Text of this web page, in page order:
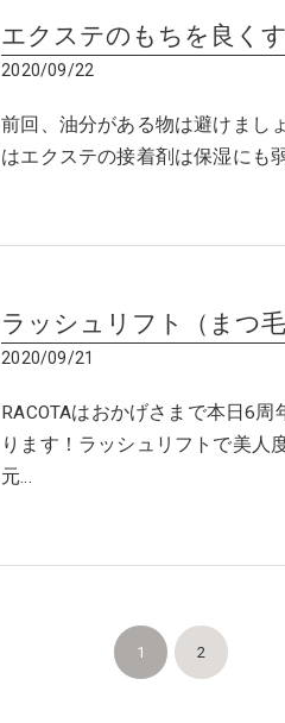
エクステのもちを良く
2020/09/22
前回、油分がある物は避けまし
はエクステの接着剤は保湿にも
ラッシュリフト（まつ毛
2020/09/21
RACOTAはおかげさまで本日6
ります！ラッシュリフトで美人
元…
1 2